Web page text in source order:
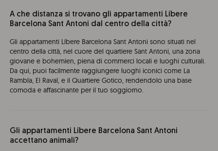
A che distanza si trovano gli appartamenti Líbere
Barcelona Sant Antoni dal centro della città?
Gli appartamenti Líbere Barcelona Sant Antoni sono situati nel
centro della città, nel cuore del quartiere Sant Antoni, una zona
giovane e bohemien, piena di commerci locali e luoghi culturali.
Da qui, puoi facilmente raggiungere luoghi iconici come La
Rambla, El Raval, e il Quartiere Gotico, rendendolo una base
comoda e affascinante per il tuo soggiorno.
Gli appartamenti Líbere Barcelona Sant Antoni
accettano animali?